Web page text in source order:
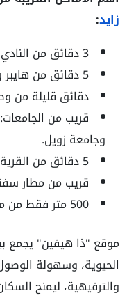
زايد:
3 دقائق من النادي الأهلي فرع زايد.
5 دقائق من هايبر وان.
دقائق قليلة من
وجامعة زويل.
5 دقائق من القرية الذكية.
قريب من مطار
500 متر فقط من ميدان جهينة.
موقع "ذا هيفين" يجمع
الحيوية، وسهولة
والترفيهية، ليمنح